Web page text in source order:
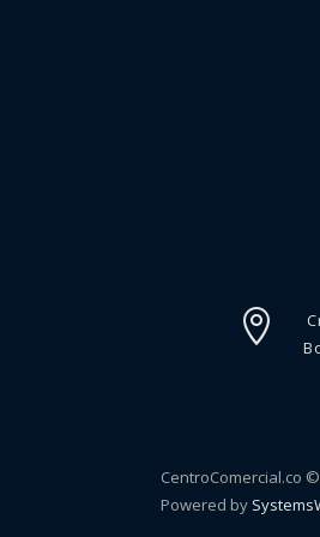

CentroComercial.co
Powered by